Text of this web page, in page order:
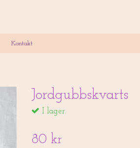
Kontakt
Jordgubbskvarts
I lager.
80 kr